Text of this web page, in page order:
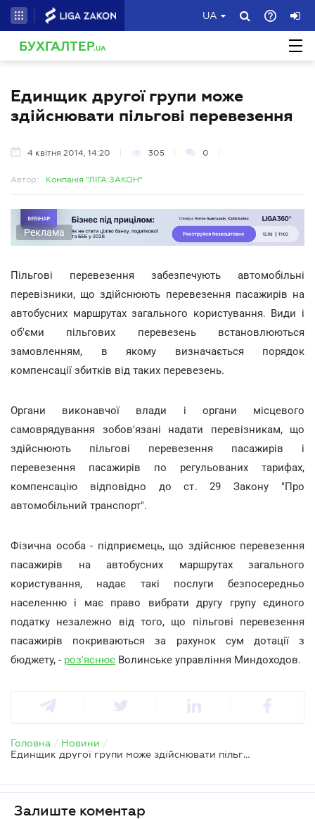
UA
БУХГАЛТЕР.UA
Единщик другої групи може
здійснювати пільгові перевезення
4 квітня 2014, 14:20 305 0
Автор: Компанія "ЛІГА:ЗАКОН"
Реклама
Пільгові перевезення забезпечують автомобільні
перевізники, що здійснюють перевезення пасажирів на
автобусних маршрутах загального користування. Види і
об'єми пільгових перевезень встановлюються
замовленням, в якому визначається порядок
компенсації збитків від таких перевезень.
Органи виконавчої влади і органи місцевого
самоврядування зобов'язані надати перевізникам, що
здійснюють пільгові перевезення пасажирів і
перевезення пасажирів по регульованих тарифах,
компенсацію відповідно до ст. 29 Закону "Про
автомобільний транспорт".
Фізична особа - підприємець, що здійснює перевезення
пасажирів на автобусних маршрутах загального
користування, надає такі послуги безпосередньо
населенню і має право вибрати другу групу єдиного
податку незалежно від того, що пільгові перевезення
пасажирів покриваються за рахунок сум дотації з
бюджету, - роз'яснює Волинське управління Миндоходов.
Головна / Новини /
Единщик другої групи може здійснювати пільгові перевезення
Залиште коментар